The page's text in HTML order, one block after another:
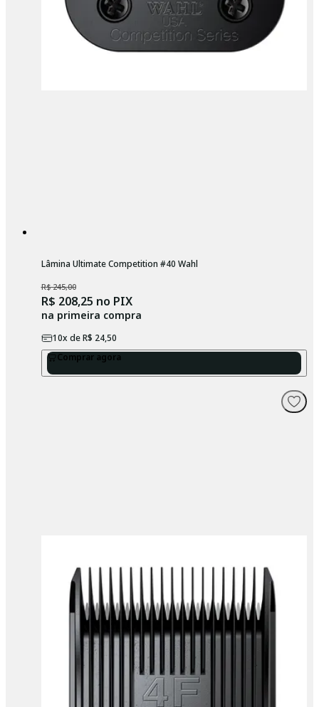
Lâmina Ultimate Competition #40 Wahl
R$ 245,00
R$ 208,25 no PIX
na primeira compra
10x deR$ 24,50
Comprar agora